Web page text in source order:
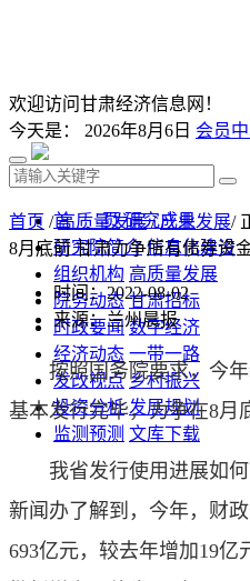
欢迎访问甘肃经济信息网！
今天是： 2026年8月6日 会员
首 页 研究成果
研究院简介 信息化建设
组织机构 高质量发展
院务动态 甘肃招标
时政要闻 数字经济
经济动态 一带一路
发改视点 乡村振兴
投资分析 发展规划
监测预测 文库下载
首页 /高质量发展/产业发展/
8月底前 甘肃力争所有债券资
时间：2022-08-02
来源：兰州晨报
按照国务院要求，今年
基本发行完毕，力争在8月
我省发行使用进展如何
新闻办了解到，今年，财
693亿元，较去年增加19亿